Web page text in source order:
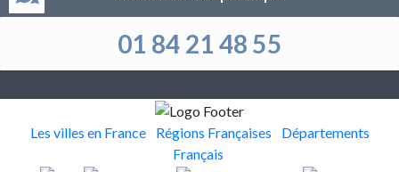
01 84 21 48 55
Les villes en France Régions Françaises
Départements
Français